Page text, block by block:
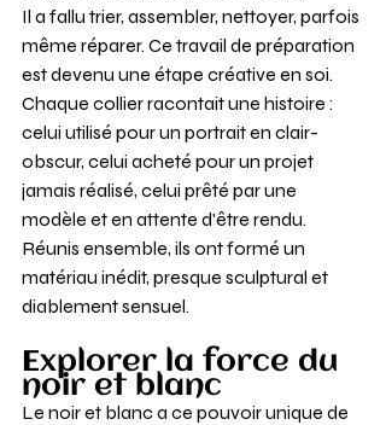
Il a fallu trier, assembler, nettoyer, parfois
même réparer. Ce travail de préparation
est devenu une étape créative en soi.
Chaque collier racontait une histoire :
celui utilisé pour un portrait en clair-
obscur, celui acheté pour un projet
jamais réalisé, celui prêté par une
modèle et en attente d'être rendu.
Réunis ensemble, ils ont formé un
matériau inédit, presque sculptural et
diablement sensuel.
Explorer la force du
noir et blanc
Le noir et blanc a ce pouvoir unique de